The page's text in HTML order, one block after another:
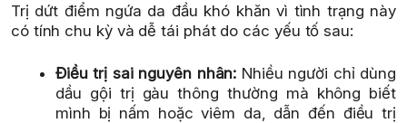
Trị dứt điểm ngứa da đầu khó khăn vì tình trạng này
có tính chu kỳ và dễ tái phát do các yếu tố sau:
Điều trị sai nguyên nhân: Nhiều người chỉ dùng
dầu gội trị gàu thông thường mà không biết
mình bị nấm hoặc viêm da, dẫn đến điều trị